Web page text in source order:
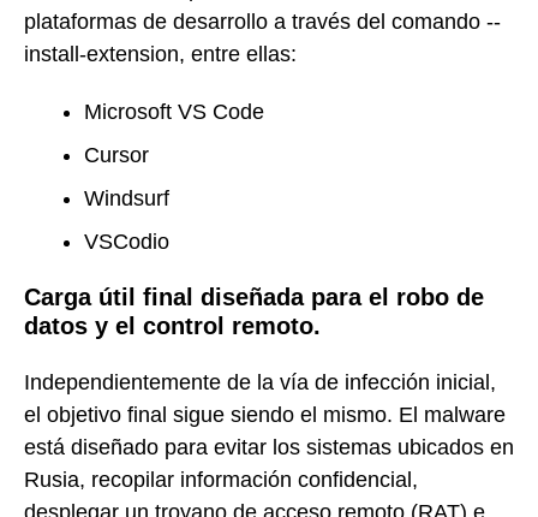
plataformas de desarrollo a través del comando --
install-extension, entre ellas:
Microsoft VS Code
Cursor
Windsurf
VSCodio
Carga útil final diseñada para el robo de
datos y el control remoto.
Independientemente de la vía de infección inicial,
el objetivo final sigue siendo el mismo. El malware
está diseñado para evitar los sistemas ubicados en
Rusia, recopilar información confidencial,
desplegar un troyano de acceso remoto (RAT) e